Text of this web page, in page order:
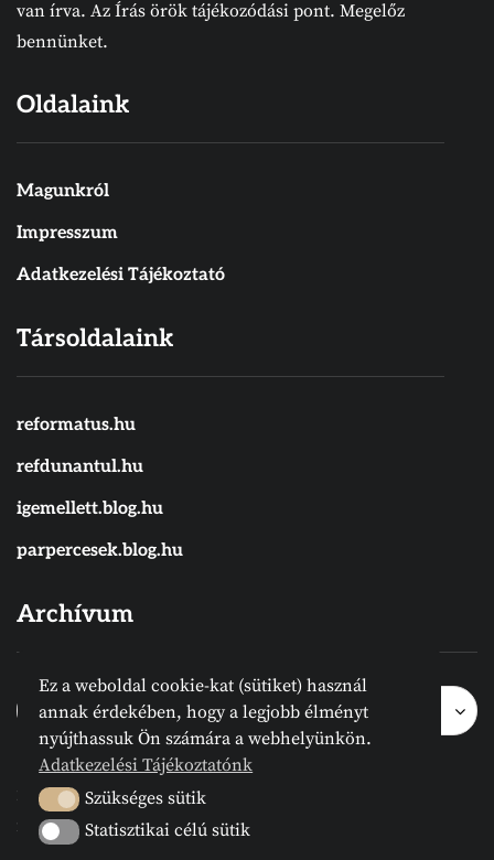
van írva. Az Írás örök tájékozódási pont. Megelőz
bennünket.
Oldalaink
Magunkról
Impresszum
Adatkezelési Tájékoztató
Társoldalaink
reformatus.hu
refdunantul.hu
igemellett.blog.hu
parpercesek.blog.hu
Archívum
Archívum
Hónap kijelölése
Archívum
2024 © Megvanirva.hu - Minden jog
fenntartva.
Ez a weboldal cookie-kat (sütiket) használ
annak érdekében, hogy a legjobb élményt
nyújthassuk Ön számára a webhelyünkön.
Adatkezelési Tájékoztatónk
Szükséges sütik
Szükséges sütik
Statisztikai célú sütik
Statisztikai célú sütik